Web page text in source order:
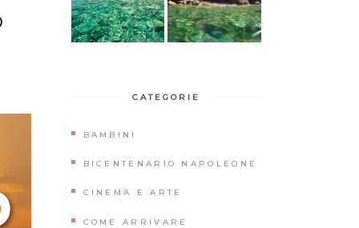
CATEGORIE
BAMBINI
BICENTENARIO NAPOLEONE
CINEMA E ARTE
COME ARRIVARE